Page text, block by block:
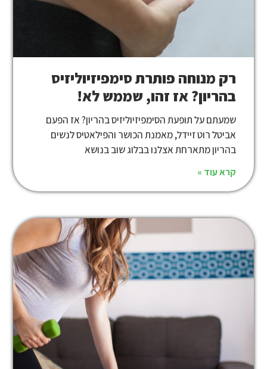
רק מנוחה פותרת סימפיזיוליזיס
בהריון? אז זהו, שממש לא!
שמעתם על תופעת הסימפיזיוליזיס בהריון? אז הפעם
אביטל רוט זיידל, מאמנת הכושר והפילאטיס לנשים
בהריון מתארחת אצלנו בבלוג שוב בנושא
קרא עוד »